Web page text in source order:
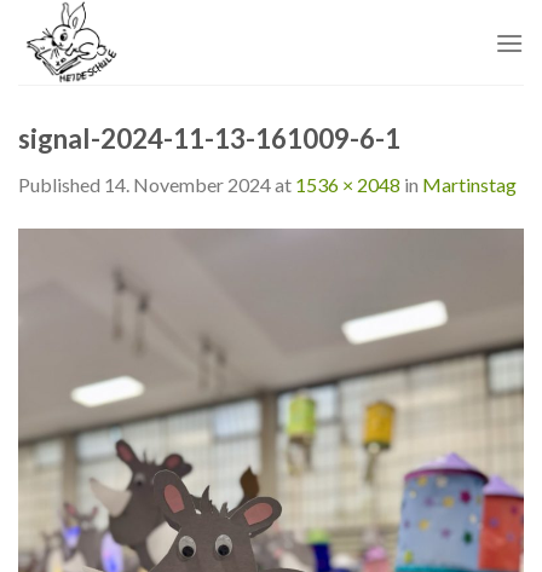
content
signal-2024-11-13-161009-6-1
Published 14. November 2024at 1536 × 2048 in Martinstag